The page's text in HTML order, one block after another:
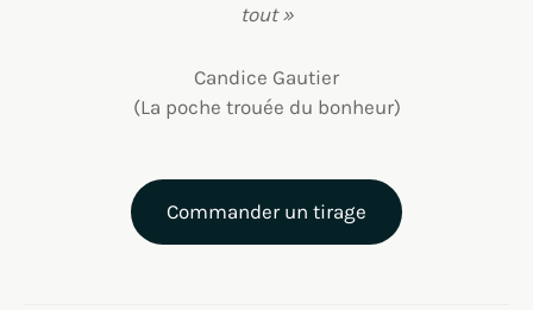
tout »
Candice Gautier
(La poche trouée du bonheur)
Commander un tirage